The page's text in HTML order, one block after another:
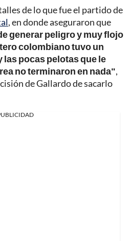
de lo que fue el partido de
, en donde aseguraron que
generar peligro y muy flojo
colombiano tuvo un
las pocas pelotas que le
no terminaron en nada",
de Gallardo de sacarlo